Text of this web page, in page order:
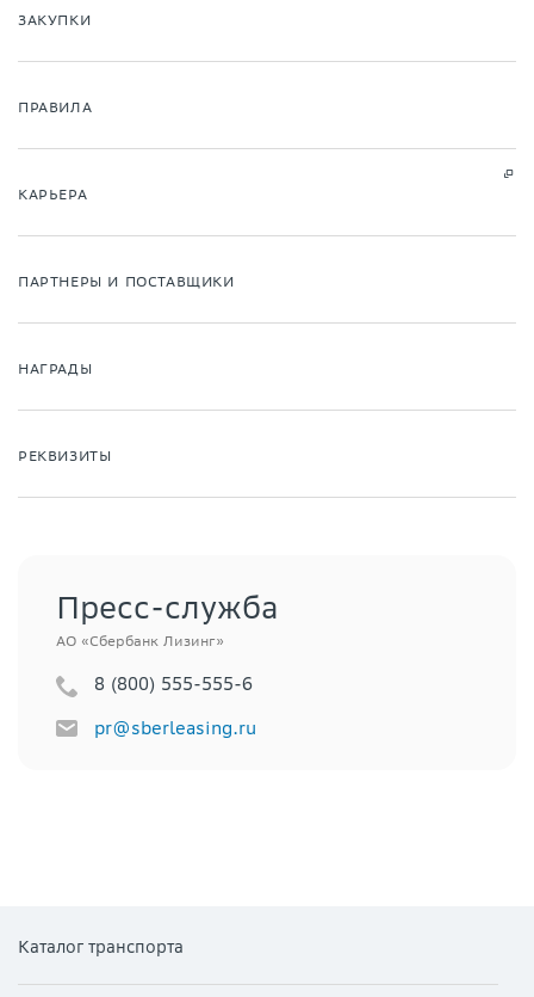
ЗАКУПКИ
ПРАВИЛА
КАРЬЕРА
ПАРТНЕРЫ И ПОСТАВЩИКИ
НАГРАДЫ
РЕКВИЗИТЫ
Пресс-служба
АО «Сбербанк Лизинг»
8 (800) 555-555-6
pr@sberleasing.ru
Каталог транспорта